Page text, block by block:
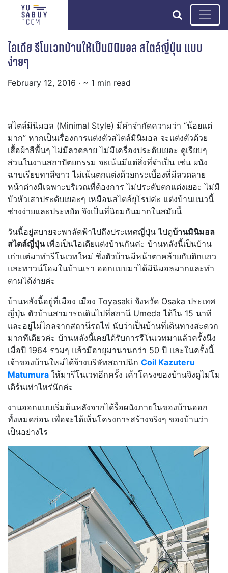
search
ไอเดีย รีโนเวทบ้านให้เป็นมินิมอล สไตล์ญี่ปุ่น แบบ
ง่ายๆ
February 12, 2016 · ~ 1 min read
สไตล์มินิมอล (Minimal Style) มีคำจำกัดความว่า “น้อยแต่
มาก” หากเป็นเรื่องการแต่งตัวสไตล์มินิมอล จะแต่งตัวด้วย
เสื้อผ้าสีพื้นๆ ไม่มีลวดลาย ไม่มีเครื่องประดับเยอะ ดูเรียบๆ
ส่วนในงานสถาปัตยกรรม จะเน้นมีแต่สิ่งที่จำเป็น เช่น ผนัง
ฉาบเรียบทาสีขาว ไม่เน้นตกแต่งด้วยกระเบื้องที่มีลวดลาย
หน้าต่างมีเฉพาะบริเวณที่ต้องการ ไม่ประดับตกแต่งเยอะ ไม่มี
บัวหัวเสาประดับเยอะๆ เหมือนสไตล์ยุโรปค่ะ แต่งบ้านแนวนี้
ช่างง่ายและประหยัด จึงเป็นที่นิยมกันมากในสมัยนี้
วันนี้อยู่สบายจะพาลัดฟ้าไปถึงประเทศญี่ปุ่น ไปดูบ้านมินิมอล
สไตล์ญี่ปุ่น เพื่อเป็นไอเดียแต่งบ้านกันค่ะ บ้านหลังนี้เป็นบ้าน
เก่าแต่มาทำรีโนเวทใหม่ ซึ่งตัวบ้านมีหน้าตาคล้ายกับตึกแถว
และทาวน์โฮมในบ้านเรา ออกแบบมาได้มินิมอลมากและทำ
ตามได้ง่ายค่ะ
บ้านหลังนี้อยู่ที่เมือง เมือง Toyasaki จังหวัด Osaka ประเทศ
ญี่ปุ่น ตัวบ้านสามารถเดินไปที่สถานี Umeda ได้ใน 15 นาที
และอยู่ไม่ไกลจากสถานีรถไฟ นับว่าเป็นบ้านที่เดินทางสะดวก
มากทีเดียวค่ะ บ้านหลังนี้เคยได้รับการรีโนเวทมาแล้วครั้งนึง
เมื่อปี 1964 รวมๆ แล้วมีอายุมานานกว่า 50 ปี และในครั้งนี้
เจ้าของบ้านใหม่ได้จ้างบริษัทสถาปนิก Coil Kazuteru
Matumura ให้มารีโนเวทอีกครั้ง เค้าโครงของบ้านจึงดูไม่โม
เดิร์นเท่าไหร่นักค่ะ
งานออกแบบเริ่มต้นหลังจากได้รื้อผนังภายในของบ้านออก
ทั้งหมดก่อน เพื่อจะได้เห็นโครงการสร้างจริงๆ ของบ้านว่า
เป็นอย่างไร